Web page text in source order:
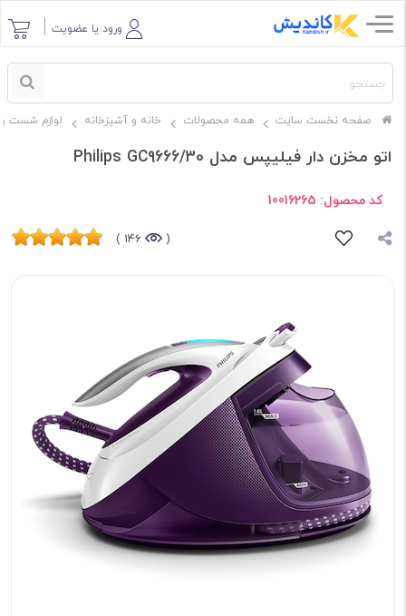
ورود یا عضویت
صفحه نخست سایت همه محصولات خانه و آشپزخانه لوازم شست
اتو مخزن دار فیلیپس مدل Philips GC9666/30
کد محصول: 10016265
(
146 )